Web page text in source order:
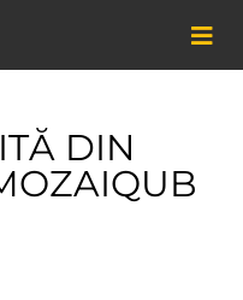
DIN